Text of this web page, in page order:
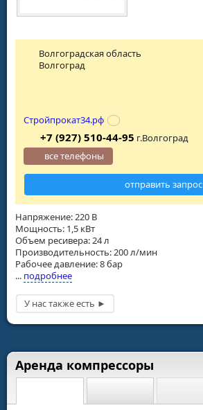
Напряжение: 220 В
Мощность: 1,5 кВт
Объем ресивера: 24 л
Производительность: 200 л/мин
Рабочее давление: 8 бар
... подробнее
Волгоградская область
Волгоград
Стройпрокат34.рф
+7 (927) 510-44-95 г.Волгоград
все телефоны
отправить запрос
Аренда компрессоры